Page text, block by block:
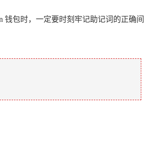
钱包时，一定要时刻牢记助记词的正确间